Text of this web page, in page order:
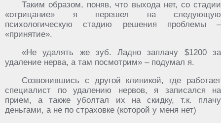
Таким образом, поняв, что выхода нет, со стадии
«отрицание» я перешел на следующую
психологическую стадию решения проблемы –
«принятие».
«Не удалять же зуб. Ладно заплачу $1200 за
удаление нерва, а там посмотрим» – подумал я.
Созвонившись с другой клиникой, где работает
специалист по удалению нервов, я записался на
прием, а также уболтал их на скидку, т.к. плачу
деньгами, а не по страховке (которой у меня нет)